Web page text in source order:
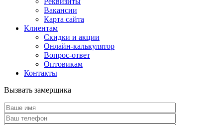
Вакансии
Карта сайта
Клиентам
Скидки и акции
Онлайн-калькулятор
Вопрос-ответ
Оптовикам
Контакты
Вызвать замерщика